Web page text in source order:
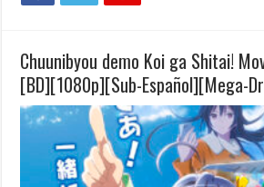
Chuunibyou demo Koi ga Shitai!
[BD][1080p][Sub-Español][Mega-